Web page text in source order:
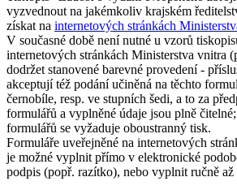
vyzvednout na jakémkoliv krajském
získat na internetových stránkách
V současné době není nutné u vzorů
internetových stránkách Ministerstva vnitra
dodržet stanovené barevné provedení -
akceptují též podání učiněná na těchto
černobíle, resp. ve stupních šedi, a to za
formulářů a vyplněné údaje jsou plně
formulářů se vyžaduje oboustranný tisk.
Formuláře uveřejněné na internetových
je možné vyplnit přímo v elektronické
podpis (popř. razítko), nebo vyplnit ručně